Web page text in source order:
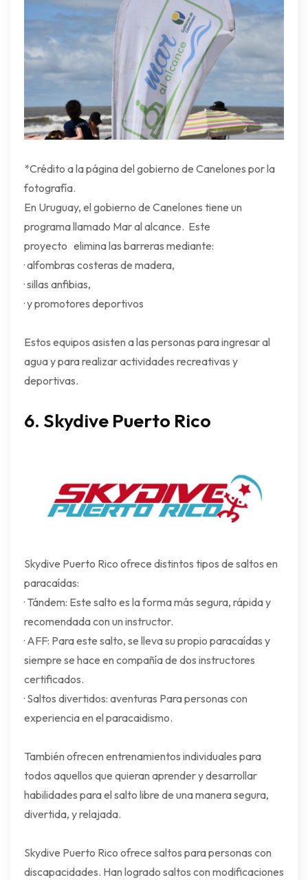
*Crédito a la página del gobierno de Canelones por la
fotografía.
En Uruguay, el gobierno de Canelones tiene un
programa llamado Mar al alcance. Este
proyecto elimina las barreras mediante:
· alfombras costeras de madera,
· sillas anfibias,
· y promotores deportivos
Estos equipos asisten a las personas para ingresar al
agua y para realizar actividades recreativas y
deportivas.
6. Skydive Puerto Rico
Skydive Puerto Rico ofrece distintos tipos de saltos en
paracaídas:
· Tándem: Este salto es la forma más segura, rápida y
recomendada con un instructor.
· AFF: Para este salto, se lleva su propio paracaídas y
siempre se hace en compañía de dos instructores
certificados.
· Saltos divertidos: aventuras Para personas con
experiencia en el paracaidismo.
También ofrecen entrenamientos individuales para
todos aquellos que quieran aprender y desarrollar
habilidades para el salto libre de una manera segura,
divertida, y relajada.
Skydive Puerto Rico ofrece saltos para personas con
discapacidades. Han logrado saltos con modificaciones